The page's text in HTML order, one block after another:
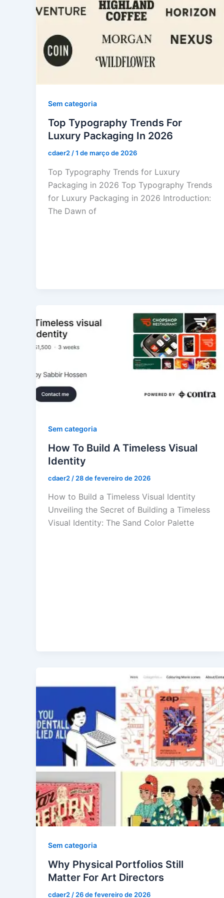
Sem categoria
Top Typography Trends For
Luxury Packaging In 2026
cdaer2 /1 de março de 2026
Top Typography Trends for Luxury
Packaging in 2026 Top Typography Trends
for Luxury Packaging in 2026 Introduction:
The Dawn of
Sem categoria
How To Build A Timeless Visual
Identity
cdaer2 / 28 de fevereiro de 2026
How to Build a Timeless Visual Identity
Unveiling the Secret of Building a Timeless
Visual Identity: The Sand Color Palette
Sem categoria
Why Physical Portfolios Still
Matter For Art Directors
cdaer2/26 de fevereiro de 2026